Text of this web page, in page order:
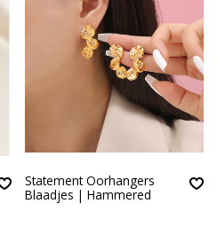
Statement Oorhangers
Blaadjes | Hammered